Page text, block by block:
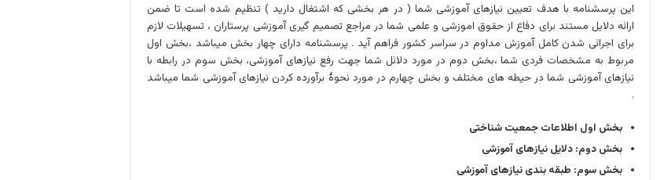
این پرسشنامه با هدف تعیین نیازهای آموزشی شما ( در هر بخشی که اشتغال دارید ) تنظیم شده است تا ضمن
ارائه دلایل مستند برای دفاع از حقوق اموزشی و علمی شما در مراجع تصمیم گیری آموزشی پرستاران ، تسهیلات لازم
برای اجرائی شدن کامل آموزش مداوم در سراسر کشور فراهم آید . پرسشنامه دارای چهار بخش میباشد ،بخش اول
مربوط به مشخصات فردی شما ،بخش دوم در مورد دلائل شما جهت رفع نیازهای آموزشی، بخش سوم در رابطه با
نیازهای آموزشی شما در حیطه های مختلف و بخش چهارم در مورد نحوۀ برآورده کردن نیازهای آموزشی شما میباشد
.
بخش اول اطلاعات جمعیت شناختی
بخش دوم: دلایل نیازهای آموزشی
بخش سوم: طبقه بندی نیازهای آموزشی